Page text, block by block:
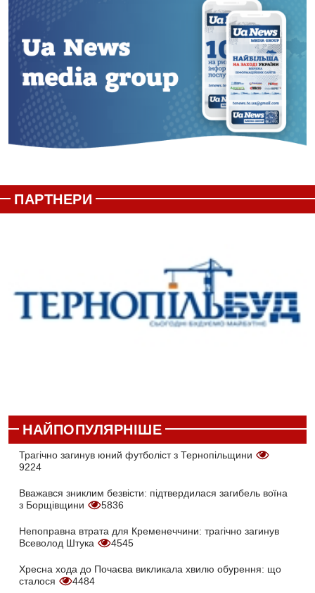
ПАРТНЕРИ
НАЙПОПУЛЯРНІШЕ
Трагічно загинув юний футболіст з Тернопільщини
9224
Вважався зниклим безвісти: підтвердилася загибель воїна
з Борщівщини
5836
Непоправна втрата для Кременеччини: трагічно загинув
Всеволод Штука
4545
Хресна хода до Почаєва викликала хвилю обурення: що
сталося
4484